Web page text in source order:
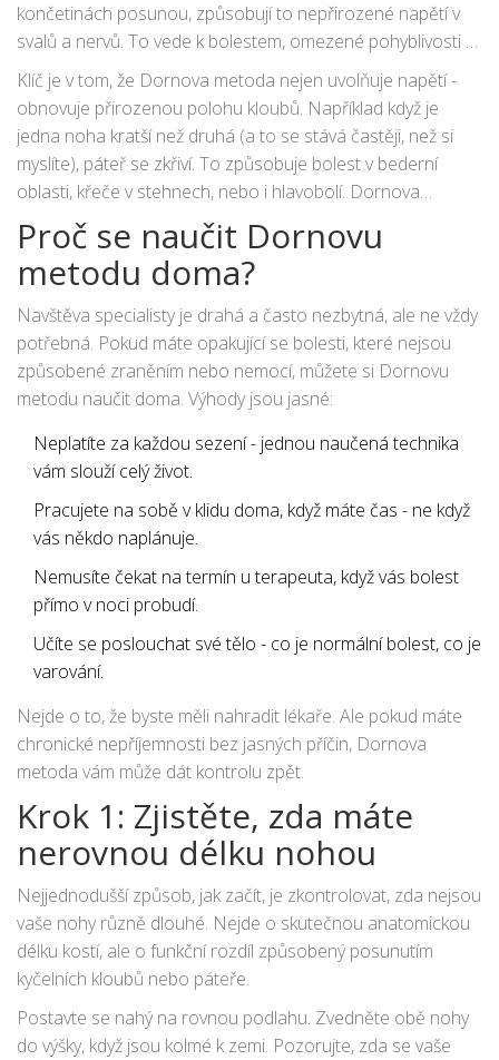
končetinách posunou, způsobují to nepřirozené napětí v
svalů a nervů. To vede k bolestem, omezené pohyblivosti a
dokonce i problémům s trávením nebo spánkem. Metoda
nevyžaduje nářadí, náročné cvičení ani silné tlaky. Stačí vaše
vlastní tělo a trocha cvičení.
Klíč je v tom, že Dornova metoda nejen uvolňuje napětí -
obnovuje přirozenou polohu kloubů. Například když je
jedna noha kratší než druhá (a to se stává častěji, než si
myslíte), páteř se zkřiví. To způsobuje bolest v bederní
oblasti, křeče v stehnech, nebo i hlavobolí. Dornova
metoda tyto posuny zpětně vyrovnává pomocí jemných,
vlastních pohybů, které provádíte na sobě nebo s pomocí
někoho, kdo vás sleduje.
Proč se naučit Dornovu
metodu doma?
Navštěva specialisty je drahá a často nezbytná, ale ne vždy
potřebná. Pokud máte opakující se bolesti, které nejsou
způsobené zraněním nebo nemocí, můžete si Dornovu
metodu naučit doma. Výhody jsou jasné:
Neplatíte za každou sezení - jednou naučená technika
vám slouží celý život.
Pracujete na sobě v klidu doma, když máte čas - ne když
vás někdo naplánuje.
Nemusíte čekat na termín u terapeuta, když vás bolest
přímo v noci probudí.
Učíte se poslouchat své tělo - co je normální bolest, co je
varování.
Nejde o to, že byste měli nahradit lékaře. Ale pokud máte
chronické nepříjemnosti bez jasných příčin, Dornova
metoda vám může dát kontrolu zpět.
Krok 1: Zjistěte, zda máte
nerovnou délku nohou
Nejjednodušší způsob, jak začít, je zkontrolovat, zda nejsou
vaše nohy různě dlouhé. Nejde o skutečnou anatomickou
délku kostí, ale o funkční rozdíl způsobený posunutím
kyčelních kloubů nebo páteře.
Postavte se nahý na rovnou podlahu. Zvedněte obě nohy
do výšky, když jsou kolmé k zemi. Pozorujte, zda se vaše